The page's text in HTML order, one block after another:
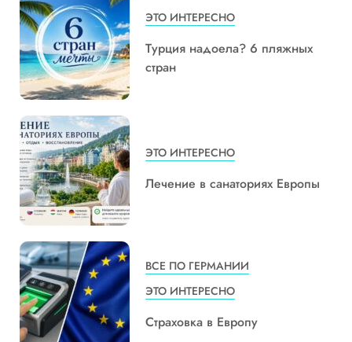
ЭТО ИНТЕРЕСНО
Турция надоела? 6 пляжных
стран
ЭТО ИНТЕРЕСНО
Лечение в санаториях Европы
ВСЕ ПО ГЕРМАНИИ
ЭТО ИНТЕРЕСНО
Страховка в Европу